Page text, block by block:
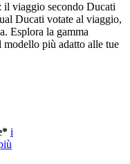
viaggio secondo Ducati
Ducati votate al viaggio,
Esplora la gamma
più adatto alle tue
i